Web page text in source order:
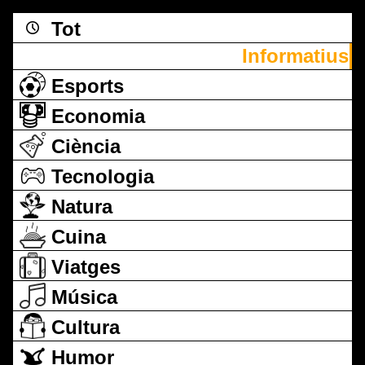
Tot
Informatius
Esports
Economia
Ciència
Tecnologia
Natura
Cuina
Viatges
Música
Cultura
Humor